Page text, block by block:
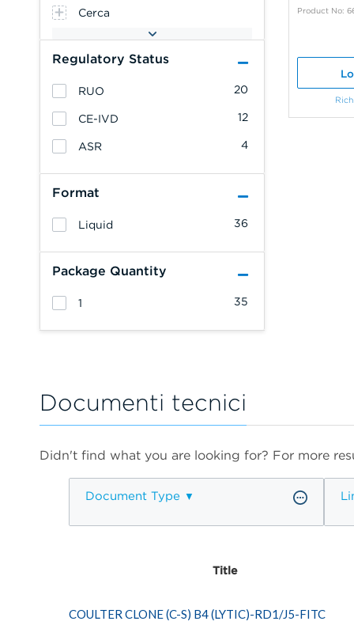
Cerca
Regulatory Status
20
RUO
12
CE-IVD
4
ASR
Format
36
Liquid
Package Quantity
35
1
Product No:
Documenti tecnici
Didn't find what you are looking for? For more
Document Type
Title
COULTER CLONE (C-S) B4 (LYTIC)-RD1/J5-FITC